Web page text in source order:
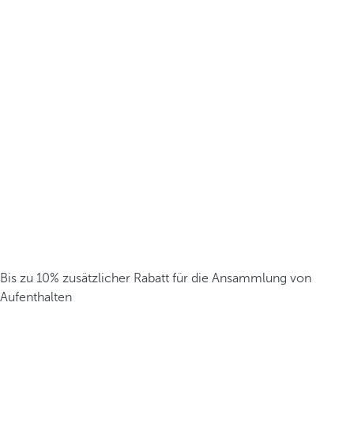
Bis zu 10% zusätzlicher Rabatt für die Ansammlung von
Aufenthalten